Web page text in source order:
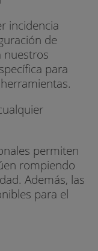
incidencia
de
nuestros
para
permiten
rompiendo
Además, las
para el